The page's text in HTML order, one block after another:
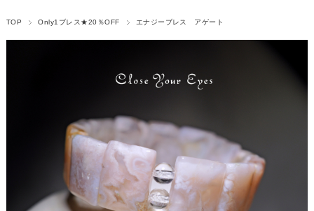
TOP Only1ブレス★20％OFF エナジーブレス アゲート